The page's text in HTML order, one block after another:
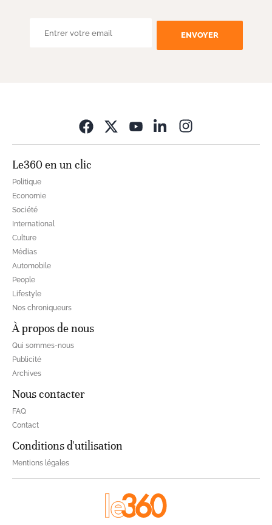
ENVOYER
Le360 en un clic
Politique
Economie
Société
International
Culture
Médias
Automobile
People
Lifestyle
Nos chroniqueurs
À propos de nous
Qui sommes-nous
Publicité
Archives
Nous contacter
FAQ
Contact
Conditions d'utilisation
Mentions légales